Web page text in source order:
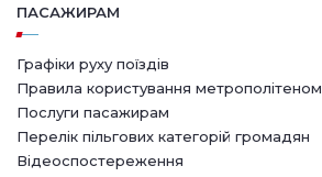
ПАСАЖИРАМ
Графіки руху поїздів
Правила користування метрополітеном
Послуги пасажирам
Перелік пільгових категорій громадян
Відеоспостереження